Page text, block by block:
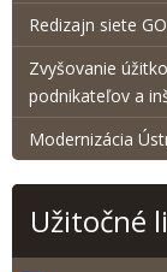
Redizajn siete
Zvyšovanie
podnikateľov a
Modernizácia
Užitočné